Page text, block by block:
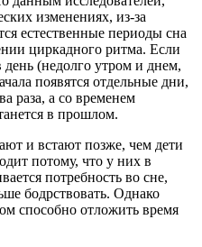
изменениях, из-за
естественные периоды сна
циркадного ритма. Если
день (недолго утром и днем,
появятся отдельные дни,
раза, а со временем
в прошлом.
и встают позже, чем дети
потому, что у них в
потребность во сне,
бодрствовать. Однако
способно отложить время